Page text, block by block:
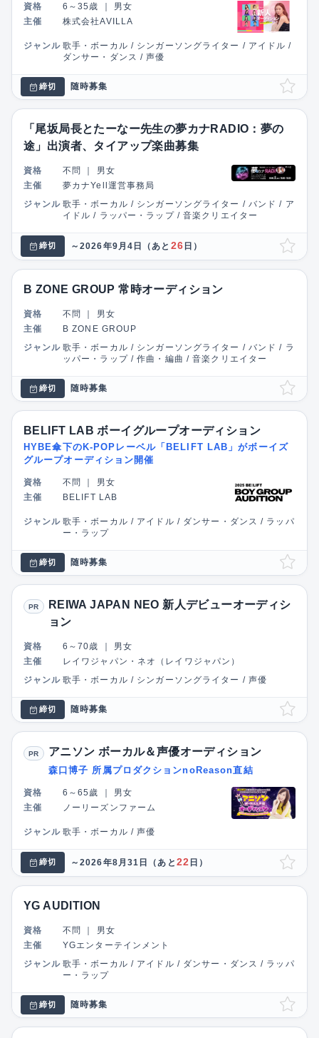
資格 6～35歳 ｜ 男女
主催
株式会社AVILLA
ジャンル 歌手・ボーカル / シンガーソングライター / アイドル /
ダンサー・ダンス / 声優
締切 随時募集
「尾坂局長とたーなー先生の夢カナRADIO：夢の
途」出演者、タイアップ楽曲募集
資格 不問 ｜ 男女
主催
夢カナYell運営事務局
ジャンル 歌手・ボーカル / シンガーソングライター / バンド / ア
イドル / ラッパー・ラップ / 音楽クリエイター
締切 ～2026年9月4日 （あと 26 日）
B ZONE GROUP 常時オーディション
資格 不問 ｜ 男女
主催
B ZONE GROUP
ジャンル 歌手・ボーカル / シンガーソングライター / バンド / ラ
ッパー・ラップ / 作曲・編曲 / 音楽クリエイター
締切 随時募集
BELIFT LAB ボーイグループオーディション
HYBE傘下のK-POPレーベル「BELIFT LAB」がボーイズ
グループオーディション開催
資格 不問 ｜ 男女
主催
BELIFT LAB
ジャンル 歌手・ボーカル / アイドル / ダンサー・ダンス / ラッパ
ー・ラップ
締切 随時募集
PR
REIWA JAPAN NEO 新人デビューオーディシ
ョン
資格 6～70歳 ｜ 男女
主催
レイワジャパン・ネオ（レイワジャパン）
ジャンル 歌手・ボーカル / シンガーソングライター / 声優
締切 随時募集
PR アニソン ボーカル＆声優オーディション
森口博子 所属プロダクションnoReason直結
資格 6～65歲 ｜ 男女
主催
ノーリーズンファーム
ジャンル 歌手・ボーカル / 声優
締切 ～2026年8月31日 （あと 22 日）
YG AUDITION
資格 不問 ｜ 男女
主催
YGエンターテインメント
ジャンル 歌手・ボーカル / アイドル / ダンサー・ダンス / ラッパ
ー・ラップ
締切 随時募集